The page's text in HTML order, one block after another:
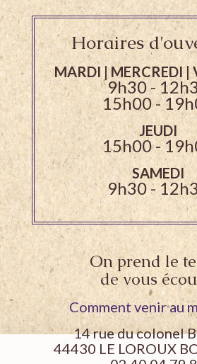
Horaires
MARDI | MERCREDI |
9h30 -
15h00 -
JEUDI
15h00 -
SAMEDI
9h30 -
On prend le
de vous
Comment venir au
14 rue du colonel
44430 LE LOROUX